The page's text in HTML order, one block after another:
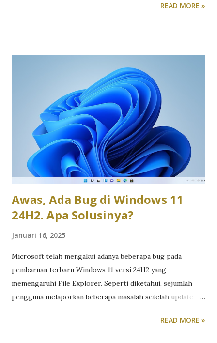
Dan asal tahu saja, Netflix telah lama menawarkan fitur
tentu merepotkan. Beruntung, Netflix baru saja
mengumumkan bahwa tombol Download Season, yang
sebelumnya hanya tersedia di aplikasi Android, kini juga
hadir untuk pengguna iPhone dan iPad. Dengan fitur ini,
Anda dapat mengunduh satu musim penuh dengan satu klik
saja. Cara Mengunduh Satu Musim Penuh di Netflix 1. Cari
Serial yang Ingin Diunduh - Buka aplikasi Netflix di
perangkat Anda. - Gunakan fitur pencarian untuk
menemukan seri...
READ MORE »
Awas, Ada Bug di Windows 11
24H2. Apa Solusinya?
Januari 16, 2025
Microsoft telah mengakui adanya beberapa bug pada
pembaruan terbaru Windows 11 versi 24H2 yang
memengaruhi File Explorer. Seperti diketahui, sejumlah
pengguna melaporkan beberapa masalah setelah update ke
alamat yang tumpang tindih dengan konten saatREAD MORE »